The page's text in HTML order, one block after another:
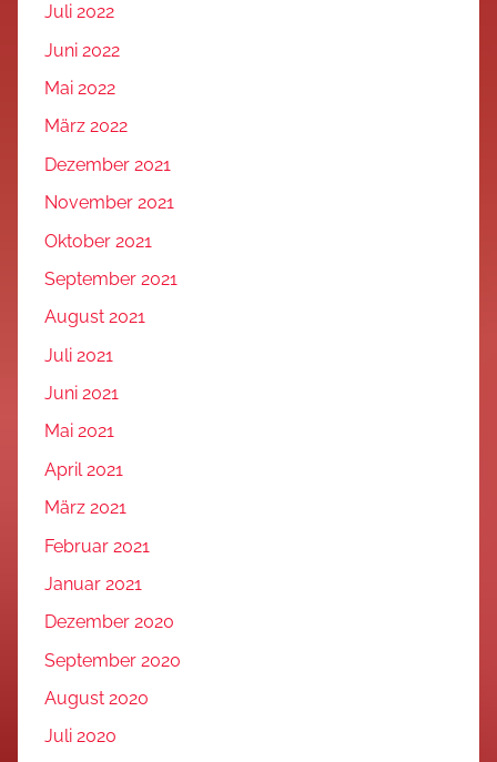
Juli 2022
Juni 2022
Mai 2022
März 2022
Dezember 2021
November 2021
Oktober 2021
September 2021
August 2021
Juli 2021
Juni 2021
Mai 2021
April 2021
März 2021
Februar 2021
Januar 2021
Dezember 2020
September 2020
August 2020
Juli 2020